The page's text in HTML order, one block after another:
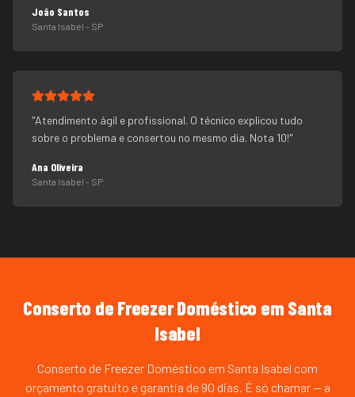
João Santos
Santa Isabel - SP
"Atendimento ágil e profissional. O técnico explicou tudo
sobre o problema e consertou no mesmo dia. Nota 10!"
Ana Oliveira
Santa Isabel - SP
Conserto de Freezer Doméstico em Santa
Isabel
Conserto de Freezer Doméstico em Santa Isabel com
orçamento gratuito e garantia de 90 dias. É só chamar — a